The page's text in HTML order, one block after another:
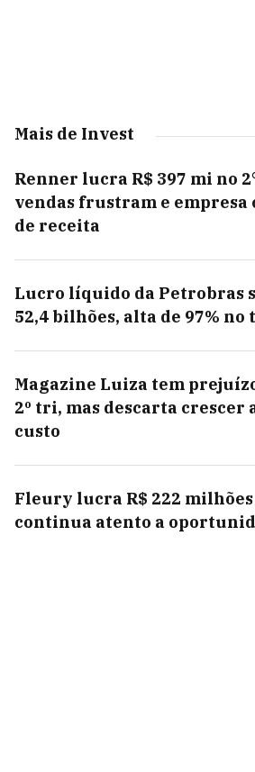
Mais de Invest
Renner lucra R$ 397 mi no
vendas frustram e empresa
de receita
Lucro líquido da Petrobras
52,4 bilhões, alta de 97%
Magazine Luiza tem
2º tri, mas descarta crescer
custo
Fleury lucra R$ 222
continua atento a